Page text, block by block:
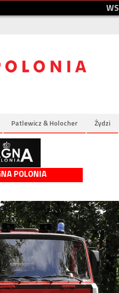
WS
Patlewicz & Holocher Żydzi
POLONIA